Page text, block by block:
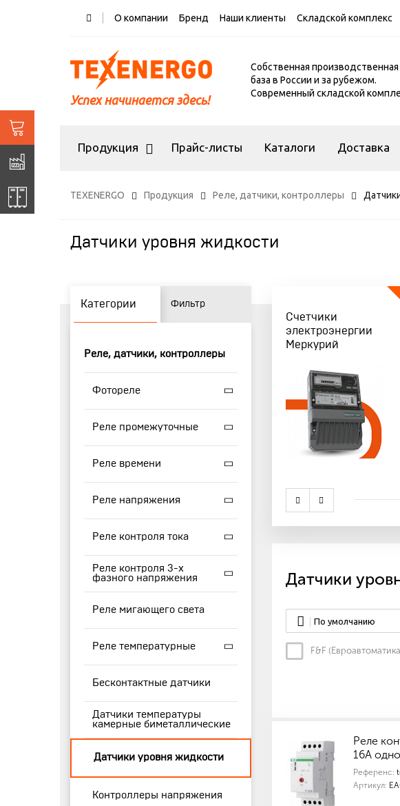
О компании Бренд Наши клиенты Складской комплекс
Успех начинается здесь!
Собственная производственная
база в России и за рубежом.
Современный складской
Продукция Прайс-листы Каталоги Доставка
TEXENERGO Продукция Реле, датчики, контроллеры
Датчики уровня жидкости
Категории Фильтр
Реле, датчики, контроллеры
Фотореле
Реле промежуточные
Реле времени
Реле напряжения
Реле контроля тока
Реле контроля 3-х
фазного напряжения
Реле мигающего света
Реле температурные
Бесконтактные датчики
Датчики температуры
камерные биметаллические
Датчики уровня жидкости
Контроллеры напряжения
Счетчики
электроэнергии
Меркурий
Датчики
По умолчанию
F&F
Реле
16А
Референс:
Артикул: